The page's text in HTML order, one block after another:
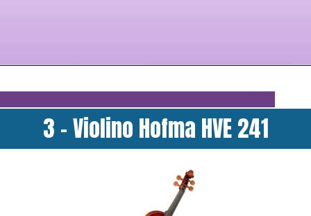
3 - Violino Hofma HVE 241